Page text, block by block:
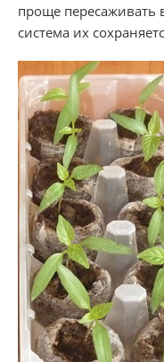
проще пересаживать
система их